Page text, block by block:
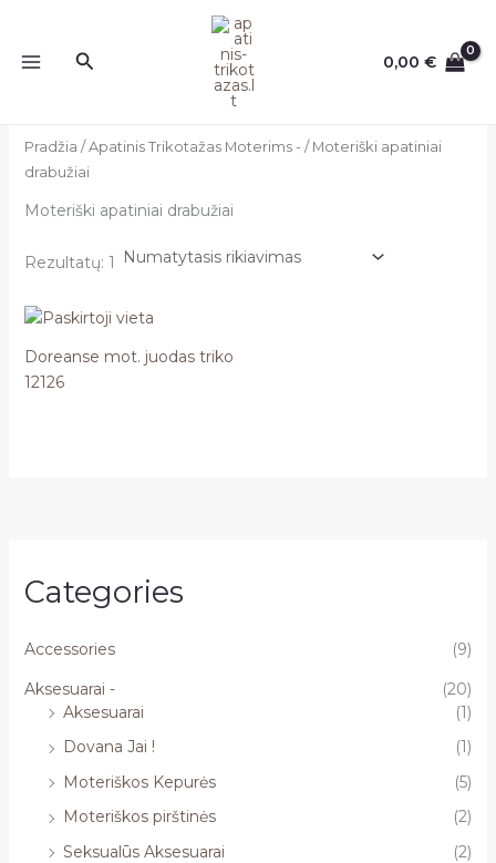
turinio
Paieška 0,00€
Categories
Accessories
(9)
Aksesuarai -
(20)
Aksesuarai
(1)
Dovana Jai !
(1)
Moteriškos Kepurės
(5)
Moteriškos pirštinės
(2)
Seksualūs Aksesuarai
(2)
Pradžia /Apatinis Trikotažas Moterims - / Moteriški apatiniai
drabužiai
Moteriški apatiniai drabužiai
Rezultatų: 1
Doreanse mot. juodas triko
12126